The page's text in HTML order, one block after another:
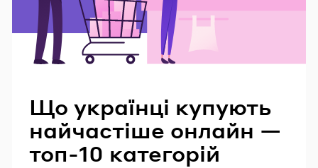
Що українці купують
найчастіше онлайн —
топ-10 категорій